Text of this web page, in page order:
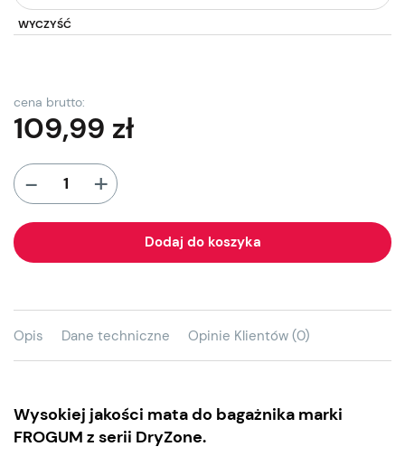
WYCZYŚĆ
cena brutto:
109,99 zł
- +
Dodaj do koszyka
Opis Dane techniczne Opinie Klientów (0)
Wysokiej jakości mata do bagażnika marki
FROGUM z serii DryZone.